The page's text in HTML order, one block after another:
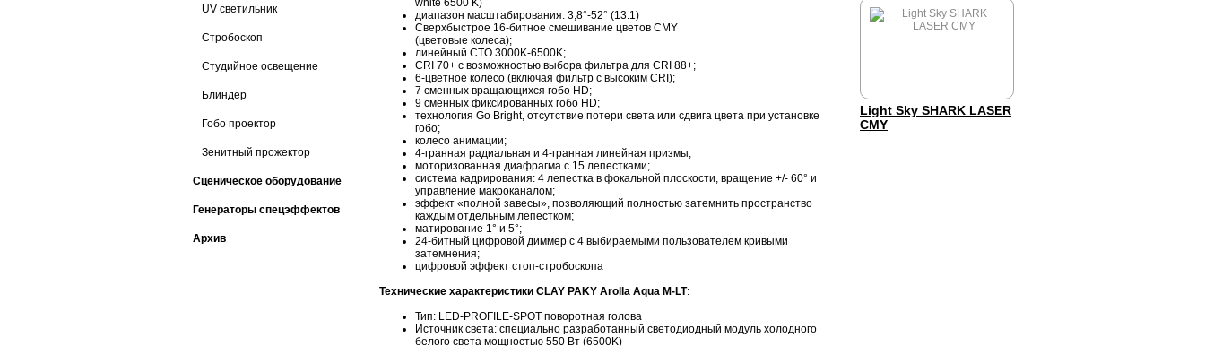
UV светильник
Стробоскоп
Студийное освещение
Блиндер
Гобо проектор
Зенитный прожектор
Сценическое оборудование
Генераторы спецэффектов
Архив
white 6500 K)
диапазон масштабирования: 3,8°-52° (13:1)
Сверхбыстрое 16-битное смешивание цветов CMY
(цветовые колеса);
линейный CTO 3000K-6500K;
CRI 70+ с возможностью выбора фильтра для CRI 88+;
6-цветное колесо (включая фильтр с высоким CRI);
7 сменных вращающихся гобо HD;
9 сменных фиксированных гобо HD;
технология Go Bright, отсутствие потери света или сдвига цвета при установке
гобо;
колесо анимации;
4-гранная радиальная и 4-гранная линейная призмы;
моторизованная диафрагма с 15 лепестками;
система кадрирования: 4 лепестка в фокальной плоскости, вращение +/- 60° и
управление макроканалом;
эффект «полной завесы», позволяющий полностью затемнить пространство
каждым отдельным лепестком;
матирование 1° и 5°;
24-битный цифровой диммер с 4 выбираемыми пользователем кривыми
затемнения;
цифровой эффект стоп-стробоскопа
Технические характеристики CLAY PAKY Arolla Aqua M-LT:
Тип: LED-PROFILE-SPOT поворотная голова
Источник света: специально разработанный светодиодный модуль холодного
белого света мощностью 550 Вт (6500K)
Light Sky SHARK LASER
CMY